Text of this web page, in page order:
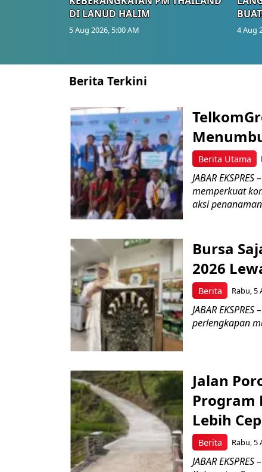
DI LANUD HALIM
5 Aug 2026, 5:00 AM 4 Aug
Berita Terkini
Berita Utama
JABAR
memperkuat
aksi
Berita
Bursa
2026
Rabu, 5
JABAR
perlengkapan
Berita
Jalan
Program
Lebih
Rabu, 5
JABAR